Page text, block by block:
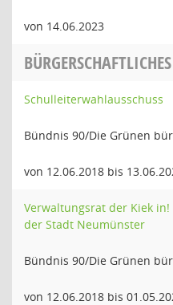
von 14.06.2023
Schulleiterwahlausschuss
Bündnis 90/Die Grünen
von 12.06.2018 bis
Verwaltungsrat der Kiek
der Stadt Neumünster
Bündnis 90/Die Grünen
von 12.06.2018 bis